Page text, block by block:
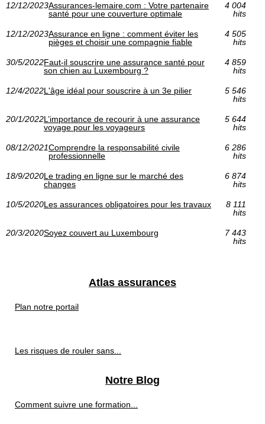
12/12/2023Assurances-lemaire.com : Votre partenaire
santé pour une couverture optimale
4 004
hits
12/12/2023Assurance en ligne : comment éviter les
pièges et choisir une compagnie fiable
4 505
hits
30/5/2022Faut-il souscrire une assurance santé pour
son chien au Luxembourg ?
4 859
hits
12/4/2022L'âge idéal pour souscrire à un 3e pilier
5 546
hits
20/1/2022L’importance de recourir à une assurance
voyage pour les voyageurs
5 644
hits
08/12/2021Comprendre la responsabilité civile
professionnelle
6 286
hits
18/9/2020Le trading en ligne sur le marché des
changes
6 874
hits
10/5/2020Les assurances obligatoires pour les travaux
8 111
hits
20/3/2020Soyez couvert au Luxembourg
7 443
hits
Atlas assurances
Plan notre portail
Les risques de rouler sans...
Notre Blog
Comment suivre une formation...